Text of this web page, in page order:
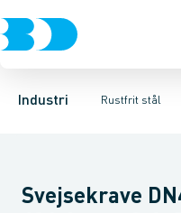
Industri Rustfrit stål
VentilerRustfrit stålSort
Svejsefittings ASTM
Bøjninger Indsv. bøjninger
Svejsekrave